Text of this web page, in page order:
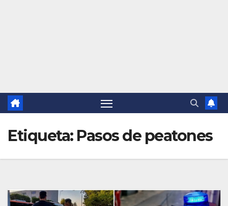
Etiqueta: Pasos de peatones